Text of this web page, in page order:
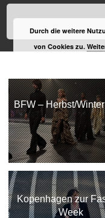
BFW – Herbst/
Kopenhagen zur
Week
Durch die weitere
von Cookies zu.